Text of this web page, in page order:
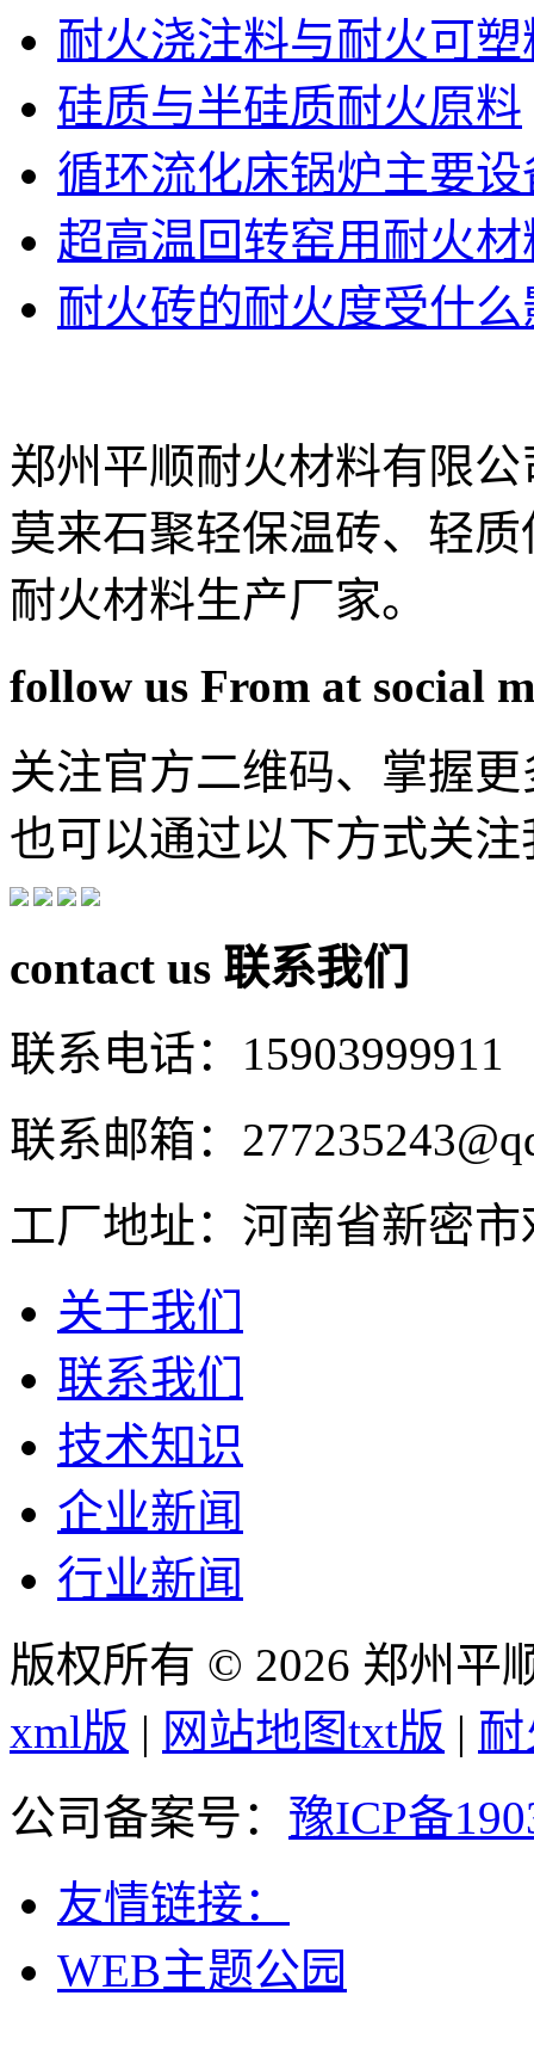
耐火浇注料与耐火可
硅质与半硅质耐火原料
循环流化床锅炉主要
超高温回转窑用耐火材
耐火砖的耐火度受什
郑州平顺耐火材料有限
莫来石聚轻保温砖、轻
耐火材料生产厂家。
follow us From at social
关注官方二维码、掌握
也可以通过以下方式关注
contact us 联系我们
联系电话：15903999911
联系邮箱：
工厂地址：河南省新密
关于我们
联系我们
技术知识
企业新闻
行业新闻
版权所有 © 2026 郑州平
xml版 | 网站地图txt版 |
公司备案号： 豫ICP备
友情链接：
WEB主题公园